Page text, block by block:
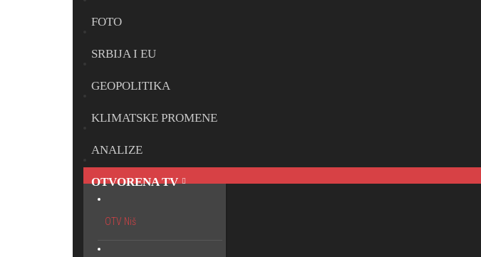
FOTO
SRBIJA I EU
GEOPOLITIKA
KLIMATSKE PROMENE
ANALIZE
OTVORENA TV
OTV Niš